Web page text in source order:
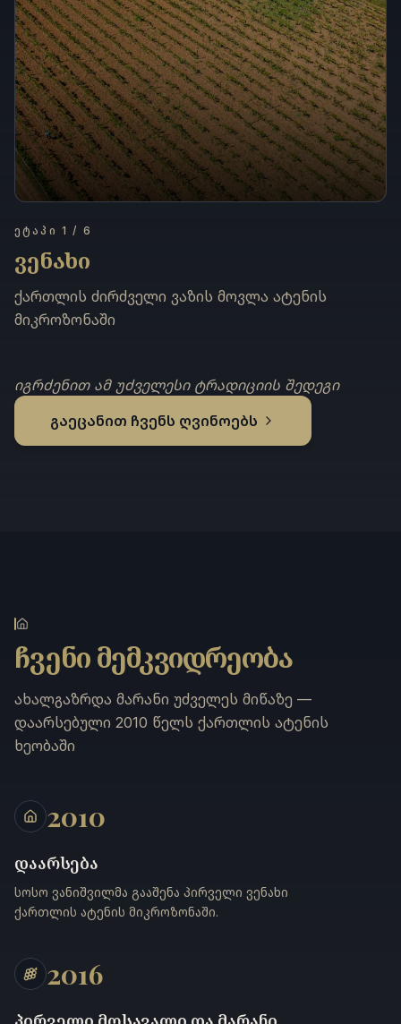
ᲔᲢᲐᲞᲘ 1 / 6
ვენახი
ქართლის ძირძველი ვაზის მოვლა ატენის
მიკროზონაში
იგრძენით ამ უძველესი ტრადიციის შედეგი
გაეცანით ჩვენს ღვინოებს
ჩვენი მემკვიდრეობა
ახალგაზრდა მარანი უძველეს მიწაზე —
დაარსებული 2010 წელს ქართლის ატენის
ხეობაში
2010
დაარსება
სოსო ვანიშვილმა გააშენა პირველი ვენახი
ქართლის ატენის მიკროზონაში.
2016